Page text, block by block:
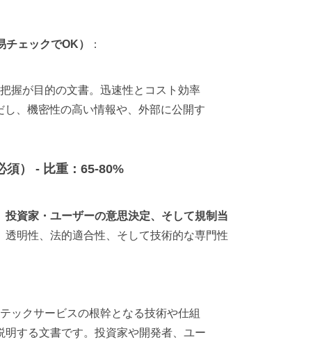
ェックでOK）
：
握が目的の文書。迅速性とコスト効率
、機密性の高い情報や、外部に公開す
須） - 比重：65-80%
投資家・ユーザーの意思決定、そして規制当
明性、法的適合性、そして技術的な専門性
ックサービスの根幹となる技術や仕組
する文書です。投資家や開発者、ユー